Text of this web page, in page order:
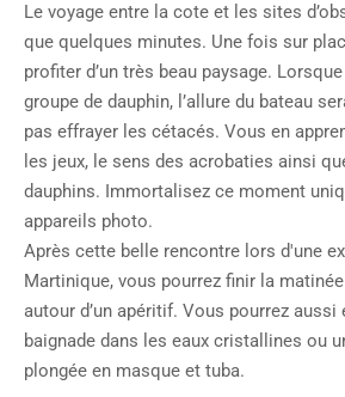
Le voyage entre la cote et les sites
que quelques minutes. Une fois sur
profiter d’un très beau paysage.
groupe de dauphin, l’allure du bateau
pas effrayer les cétacés. Vous en
les jeux, le sens des acrobaties ainsi
dauphins. Immortalisez ce moment
appareils photo.
Après cette belle rencontre lors d'une
Martinique, vous pourrez finir la
autour d’un apéritif. Vous pourrez aussi
baignade dans les eaux cristallines ou
plongée en masque et tuba.